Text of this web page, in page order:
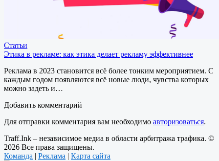
Статьи
Этика в рекламе: как этика делает рекламу эффективнее
Реклама в 2023 становится всё более тонким мероприятием. С
каждым годом появляются всё новые люди, чувства которых
можно задеть и…
Добавить комментарий
Для отправки комментария вам необходимо авторизоваться.
Traff.Ink – независимое медиа в области арбитража трафика. ©
2026 Все права защищены.
Команда | Реклама | Карта сайта